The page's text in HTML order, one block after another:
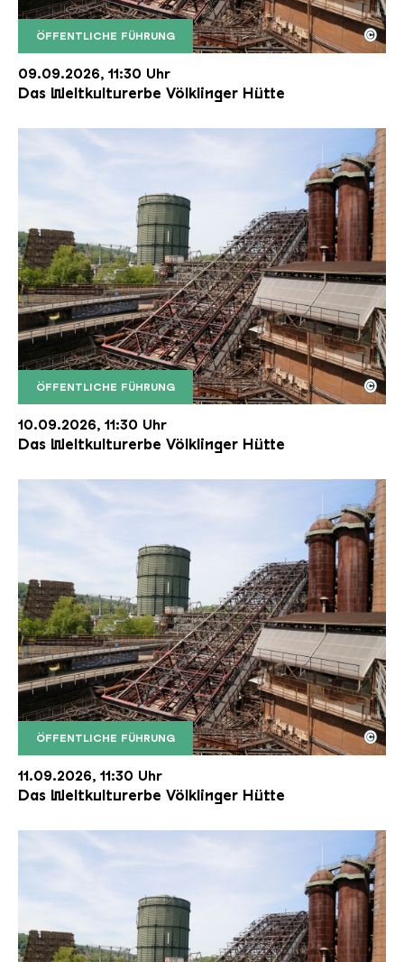
ÖFFENTLICHE FÜHRUNG
Der Erzschrägaufzug der Völklinger Hütte mit
Copyright: Weltkulturerbe Völklinger Hütte | Karl
©
09.09.2026, 11:30 Uhr
Das Weltkulturerbe Völklinger Hütte
ÖFFENTLICHE FÜHRUNG
Der Erzschrägaufzug der Völklinger Hütte mit
Copyright: Weltkulturerbe Völklinger Hütte | Karl
©
10.09.2026, 11:30 Uhr
Das Weltkulturerbe Völklinger Hütte
ÖFFENTLICHE FÜHRUNG
Der Erzschrägaufzug der Völklinger Hütte mit
Copyright: Weltkulturerbe Völklinger Hütte | Karl
©
11.09.2026, 11:30 Uhr
Das Weltkulturerbe Völklinger Hütte